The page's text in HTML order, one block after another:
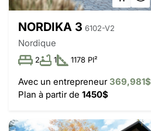
NORDIKA 3 6102-V2
Nordique
2 1 1178 PI²
Avec un entrepreneur369,981$
Plan à partir de 1450$